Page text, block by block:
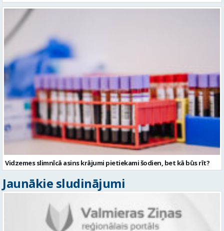
Vidzemes slimnīcā asins krājumi pietiekami šodien, bet kā būs rīt?
Jaunākie sludinājumi